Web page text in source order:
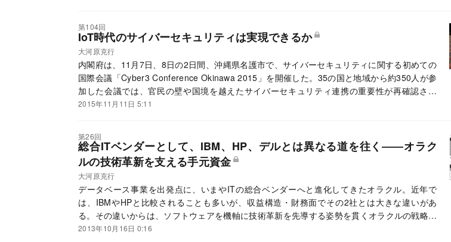
第104回
IoT時代のサイバーセキュリティは実現できるか
大河原克行
内閣府は、11月7日、8日の2日間、沖縄県名護市で、サイバーセキュリティに関する初めての
国際会議「Cyber3 Conference Okinawa 2015」を開催した。35の国と地域から約350人が参
加した会議では、官民の壁や国境を越えたサイバーセキュリティ連携の重要性が再確認され
た。
2015年11月11日 5:11
第26回
総合ITベンダーとして、IBM、HP、デルとは異なる道を往く――オラク
ルの技術革新を支える手元資金
大河原克行
データベース事業を出発点に、いまやITの総合ベンダーへと進化してきたオラクル。近年で
は、IBMやHPと比較されることも多いが、収益構造・財務面でその2社とは大きな違いがあ
る。その違いからは、ソフトウェアを機軸に技術革新を先導する姿勢を貫くオラクルの戦略が
うかがえる。
2013年10月16日 0:16